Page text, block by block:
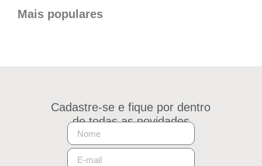
Mais populares
Cadastre-se e fique por dentro
de todas as novidades